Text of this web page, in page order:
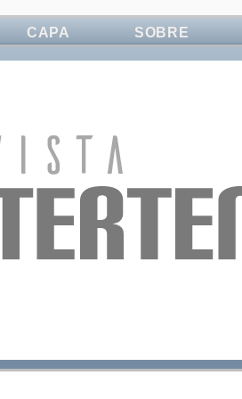
CAPA SOBRE